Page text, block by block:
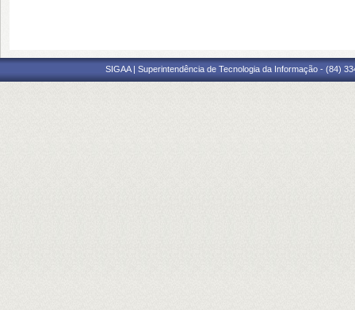
SIGAA | Superintendência de Tecnologia da Informação - (84)